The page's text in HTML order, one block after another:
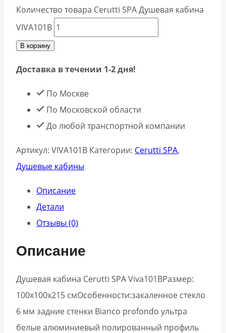
Количество товара Cerutti SPA Душевая кабина
VIVA101B
В корзину
Доставка в течении 1-2 дня!
По Москве
По Московской области
До любой транспортной компании
Артикул: VIVA101B Категории: Cerutti SPA,
Душевые кабины
Описание
Детали
Отзывы (0)
Описание
Душевая кабина Cerutti SPA Viva101BРазмер:
100х100х215 смОсобенности:закаленное стекло
6 мм задние стенки Bianco profondo ультра
белые алюминиевый полированный профиль